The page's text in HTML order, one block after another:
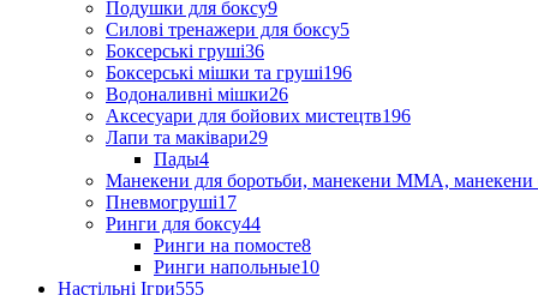
Подушки для боксу9
Силові тренажери для боксу5
Боксерські груші36
Боксерські мішки та груші196
Водоналивні мішки26
Аксесуари для бойових мистецтв196
Лапи та маківари29
Пады4
Манекени для боротьби, манекени ММА, манекени
Пневмогруші17
Ринги для боксу44
Ринги на помосте8
Ринги напольные10
Настільні Ігри555